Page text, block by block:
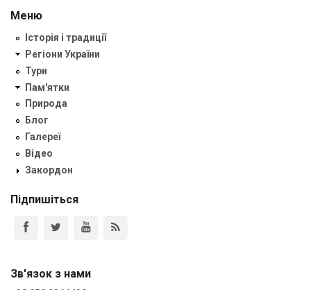
Меню
Історія і традиції
Регіони України
Тури
Пам'ятки
Природа
Блог
Галереї
Відео
Закордон
Підпишіться
Зв'язок з нами